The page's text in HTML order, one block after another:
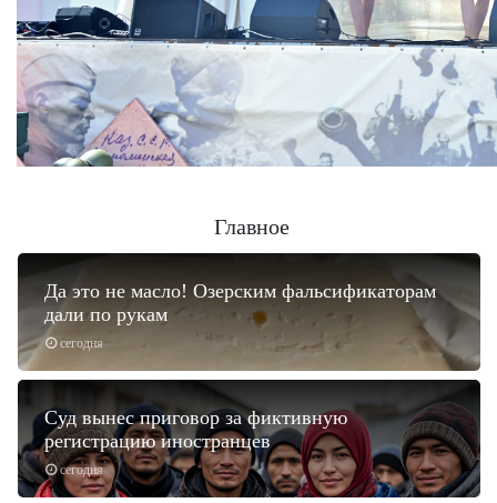
Главное
сегодня
Да это не масло! Озерским фальсификаторам
дали по рукам
сегодня
Суд вынес приговор за фиктивную
регистрацию иностранцев